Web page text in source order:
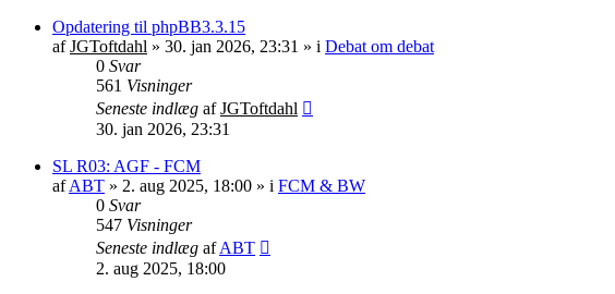
Opdatering til phpBB3.3.15
afJGToftdahl » 30. jan 2026, 23:31 » i Debat om debat
0 Svar
561 Visninger
Seneste indlæg afJGToftdahl
30. jan 2026, 23:31
SL R03: AGF - FCM
afABT » 2. aug 2025, 18:00 » i FCM & BW
0 Svar
547 Visninger
Seneste indlæg afABT
2. aug 2025, 18:00